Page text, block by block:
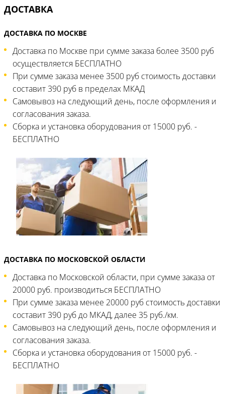
ДОСТАВКА
ДОСТАВКА ПО МОСКВЕ
Доставка по Москве при сумме заказа более 3500 руб
осуществляется БЕСПЛАТНО
При сумме заказа менее 3500 руб стоимость доставки
составит 390 руб в пределах МКАД
Самовывоз на следующий день, после оформления и
согласования заказа.
Сборка и установка оборудования от 15000 руб. -
БЕСПЛАТНО
ДОСТАВКА ПО МОСКОВСКОЙ ОБЛАСТИ
Доставка по Московской области, при сумме заказа от
20000 руб. производиться БЕСПЛАТНО
При сумме заказа менее 20000 руб стоимость доставки
составит 390 руб до МКАД, далее 35 руб./км.
Самовывоз на следующий день, после оформления и
согласования заказа.
Сборка и установка оборудования от 15000 руб. -
БЕСПЛАТНО